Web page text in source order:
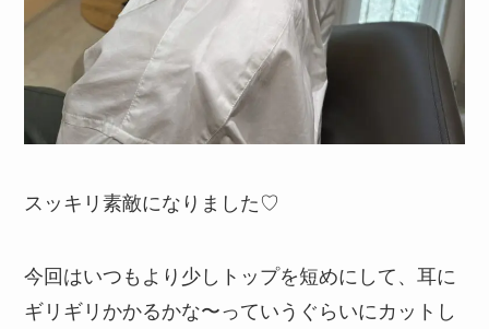
スッキリ素敵になりました♡
今回はいつもより少しトップを短めにして、耳に
ギリギリかかるかな〜っていうぐらいにカットし